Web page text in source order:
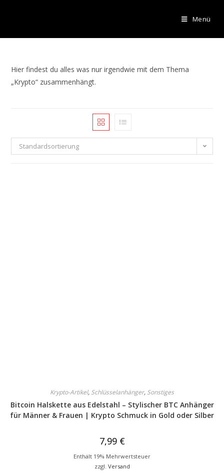
Menü
Hier findest du alles was nur irgendwie mit dem Thema
„Krypto“ zusammenhängt.
Standardsortierung
Krypto-Artikel, Schlüsselanhänger, Sonstiges
Bitcoin Halskette aus Edelstahl – Stylischer BTC Anhänger
für Männer & Frauen | Krypto Schmuck in Gold oder Silber
7,99 €
Enthält 19% Mehrwertsteuer
zzgl. Versand